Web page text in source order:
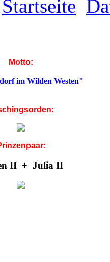
Startseite
Motto:
im Wilden Westen"
II + Julia II